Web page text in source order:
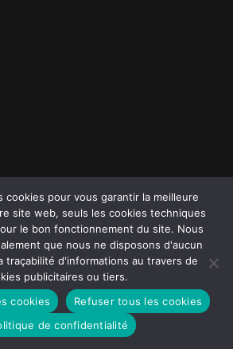
Réa Meubles | Propulsé par Thème
WordPress Astra
cookies pour vous garantir la meilleure
site web, seuls les cookies techniques
le bon fonctionnement du site. Nous
que nous ne disposons d'aucun
traçabilité d'informations au travers de
publicitaires ou tiers.
cookies
Refuser tous les cookies
de confidentialité